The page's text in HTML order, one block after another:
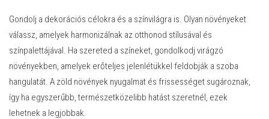
Gondolj a dekorációs célokra és a színvilágra is. Olyan növényeket
válassz, amelyek harmonizálnak az otthonod stílusával és
színpalettájával. Ha szereted a színeket, gondolkodj virágzó
növényekben, amelyek erőteljes jelenlétükkel feldobják a szoba
hangulatát. A zöld növények nyugalmat és frissességet sugároznak,
így ha egyszerűbb, természetközelibb hatást szeretnél, ezek
lehetnek a legjobbak.